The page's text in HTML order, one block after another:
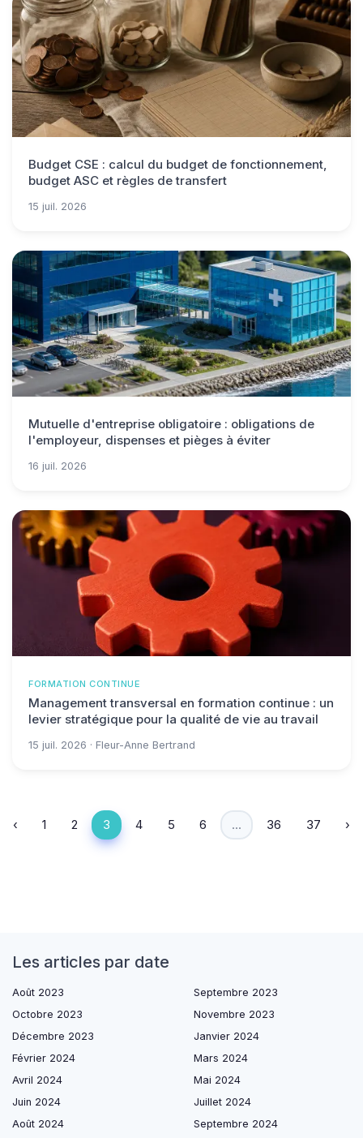
Budget CSE : calcul du budget de fonctionnement,
budget ASC et règles de transfert
15 juil. 2026
Mutuelle d'entreprise obligatoire : obligations de
l'employeur, dispenses et pièges à éviter
16 juil. 2026
FORMATION CONTINUE
Management transversal en formation continue : un
levier stratégique pour la qualité de vie au travail
15 juil. 2026 · Fleur-Anne Bertrand
‹ 1 2 3 4 5 6 ... 36 37 ›
Les articles par date
Août 2023
Septembre 2023
Octobre 2023
Novembre 2023
Décembre 2023
Janvier 2024
Février 2024
Mars 2024
Avril 2024
Mai 2024
Juin 2024
Juillet 2024
Août 2024
Septembre 2024